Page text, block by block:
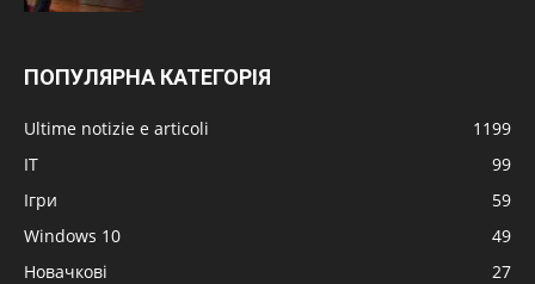
ПОПУЛЯРНА КАТЕГОРІЯ
Ultime notizie e articoli
1199
IT
99
Ігри
59
Windows 10
49
Новачкові
27